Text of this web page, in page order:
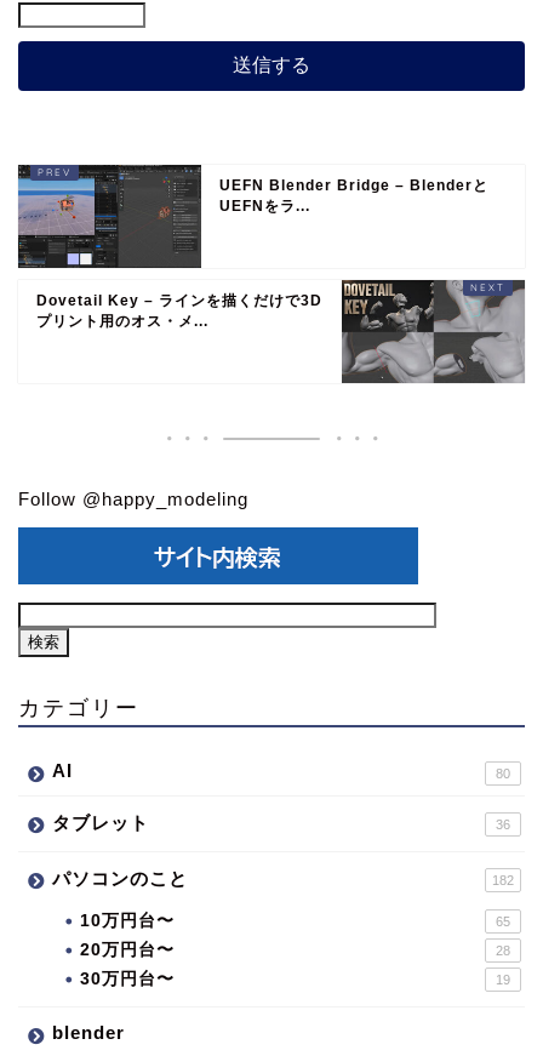
UEFN Blender Bridge – Blenderと
UEFNをラ...
Dovetail Key – ラインを描くだけで3D
プリント用のオス・メ...
Follow @happy_modeling
カテゴリー
AI 80
タブレット 36
パソコンのこと 182
10万円台〜 65
20万円台〜 28
30万円台〜 19
blender